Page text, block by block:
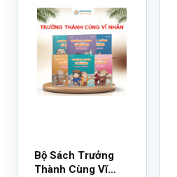
Bộ Sách Trưởng
Thành Cùng Vĩ